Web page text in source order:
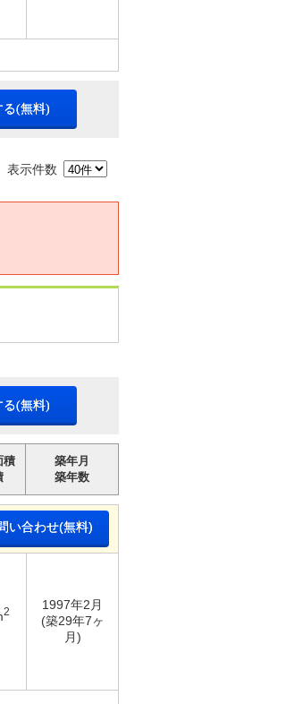
る(無料)
表示件数
る(無料)
積
築年月
築年数
い合わせ(無料)
2
1997年2月
(築29年7ヶ
月)